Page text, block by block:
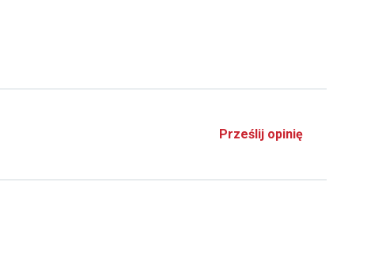
Prześlij opinię